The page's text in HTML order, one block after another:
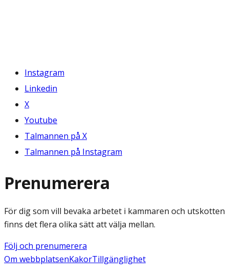
Instagram
Linkedin
X
Youtube
Talmannen på X
Talmannen på Instagram
Prenumerera
För dig som vill bevaka arbetet i kammaren och utskotten
finns det flera olika sätt att välja mellan.
Följ och prenumerera
Om webbplatsenKakorTillgänglighet